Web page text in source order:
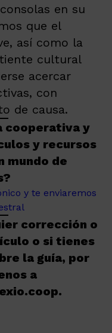
en su
que el
así como la
cultural
acercar
con
de causa.
cooperativa y
y recursos
mundo de
y te enviaremos
corrección o
o si tienes
la guía, por
a